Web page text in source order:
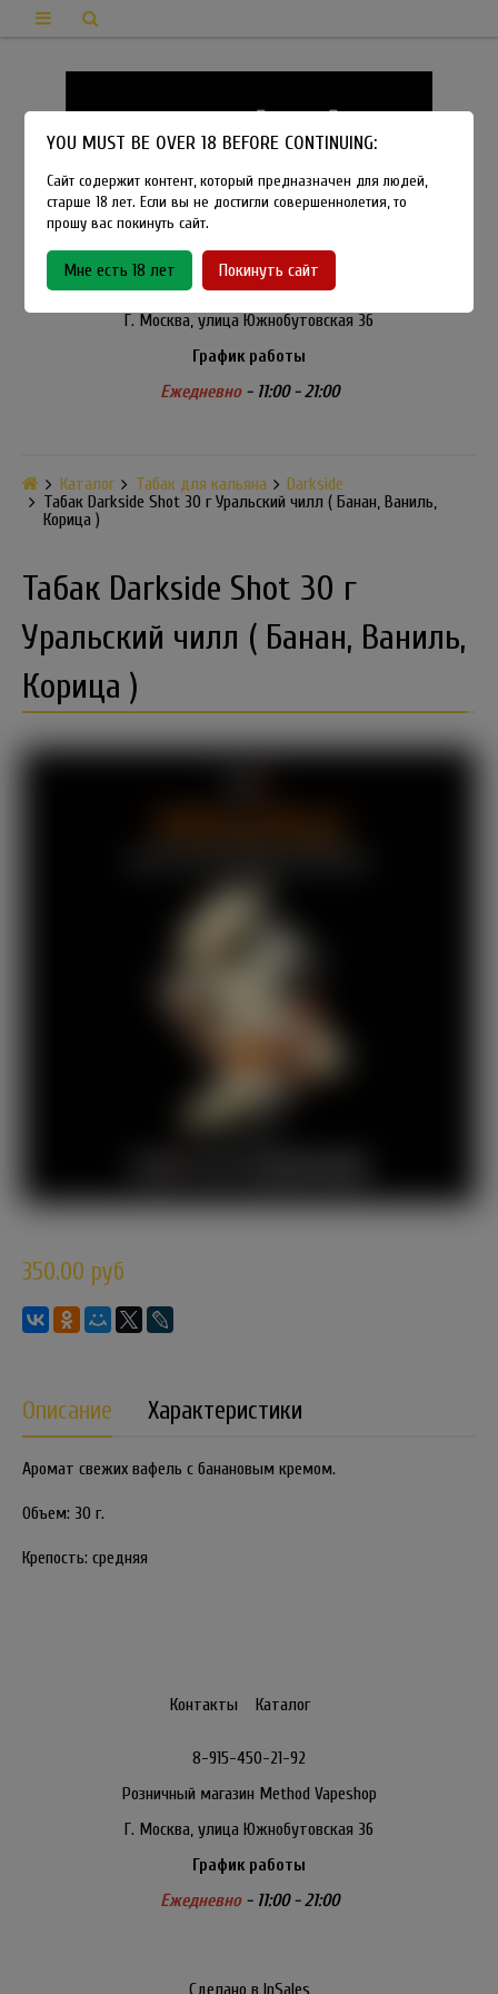
8-915-450-21-92
Розничный магазин Method Vapeshop
Г. Москва, улица Южнобутовская 36
График работы
Ежедневно- 11:00 - 21:00
Каталог Табак для кальяна
Darkside
Табак Darkside Shot 30 г Уральский чилл ( Банан, Ваниль,
Корица )
Табак Darkside Shot 30 г
Уральский чилл ( Банан, Ваниль,
Корица )
350.00 руб
Описание Характеристики
Аромат свежих вафель с банановым кремом.
Объем: 30 г.
Крепость: средняя
Контакты Каталог
8-915-450-21-92
Розничный магазин Method Vapeshop
Г. Москва, улица Южнобутовская 36
График работы
Ежедневно- 11:00 - 21:00
Сделано в InSales
YOU MUST BE OVER 18 BEFORE CONTINUING:
Сайт содержит контент, который предназначен для людей,
старше 18 лет. Если вы не достигли совершеннолетия, то
прошу вас покинуть сайт.
Мне есть 18 лет Покинуть сайт